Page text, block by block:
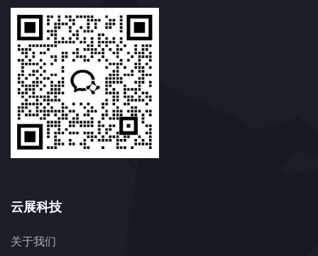
云展科技
关于我们